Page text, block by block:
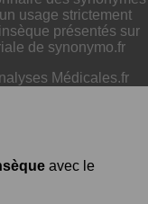
usage strictement
présentés sur
de synonymo.fr
Médicales.fr
avec le